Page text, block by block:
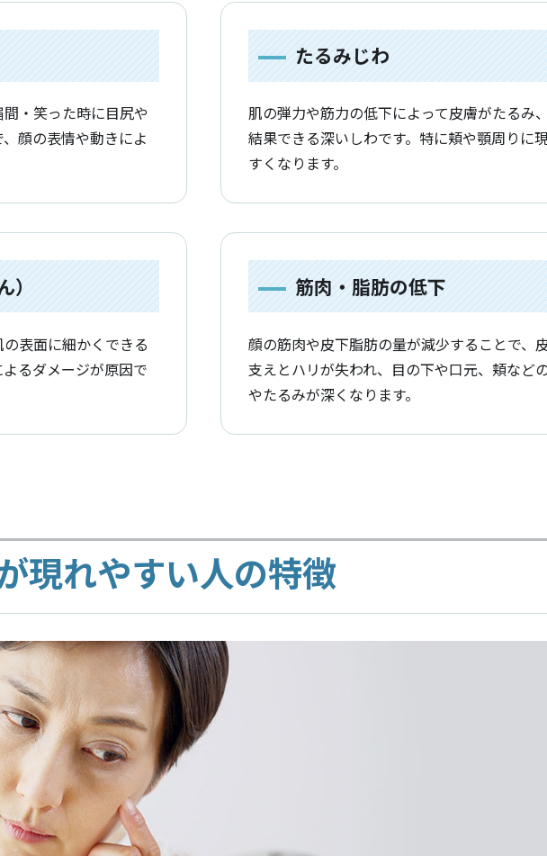
・笑った時に目尻や
顔の表情や動きによ
たるみじわ
肌の弾力や筋力の低下によって皮膚がたるみ
結果できる深いしわです。特に頬や顎周りに
すくなります。
）
表面に細かくできる
るダメージが原因で
筋肉・脂肪の低下
顔の筋肉や皮下脂肪の量が減少することで、
支えとハリが失われ、目の下や口元、頬など
やたるみが深くなります。
現れやすい人の特徴